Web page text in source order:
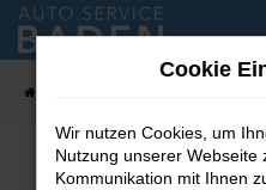
Zum
Hauptinhalt
Cookie
Wir nutzen Cookies, um
Nutzung unserer
Kommunikation mit Ihnen